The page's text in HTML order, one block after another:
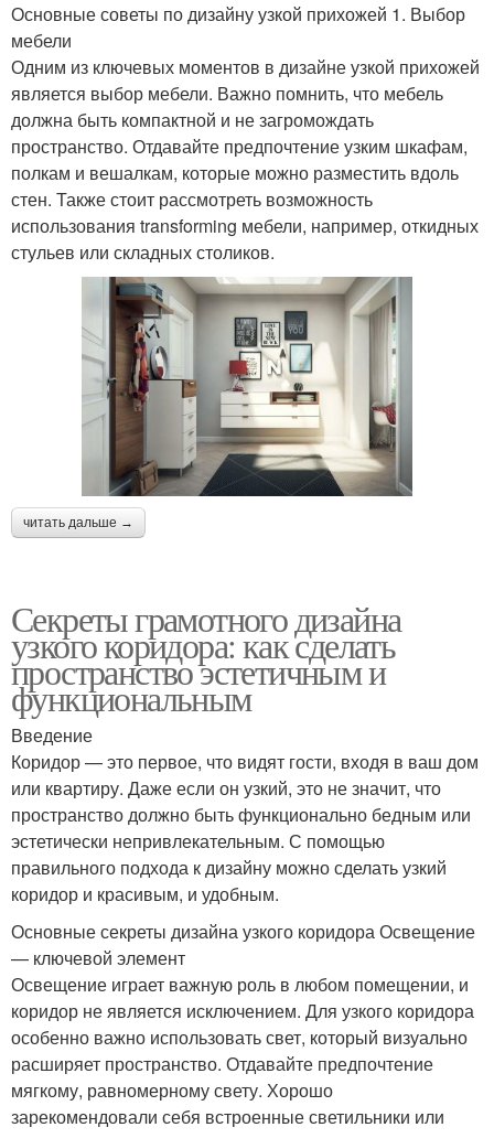
Основные советы по дизайну узкой прихожей 1. Выбор
мебели
Одним из ключевых моментов в дизайне узкой прихожей
является выбор мебели. Важно помнить, что мебель
должна быть компактной и не загромождать
пространство. Отдавайте предпочтение узким шкафам,
полкам и вешалкам, которые можно разместить вдоль
стен. Также стоит рассмотреть возможность
использования transforming мебели, например, откидных
стульев или складных столиков.
читать дальше →
Секреты грамотного дизайна
узкого коридора: как сделать
пространство эстетичным и
функциональным
Введение
Коридор — это первое, что видят гости, входя в ваш дом
или квартиру. Даже если он узкий, это не значит, что
пространство должно быть функционально бедным или
эстетически непривлекательным. С помощью
правильного подхода к дизайну можно сделать узкий
коридор и красивым, и удобным.
Основные секреты дизайна узкого коридора Освещение
— ключевой элемент
Освещение играет важную роль в любом помещении, и
коридор не является исключением. Для узкого коридора
особенно важно использовать свет, который визуально
расширяет пространство. Отдавайте предпочтение
мягкому, равномерному свету. Хорошо
зарекомендовали себя встроенные светильники или